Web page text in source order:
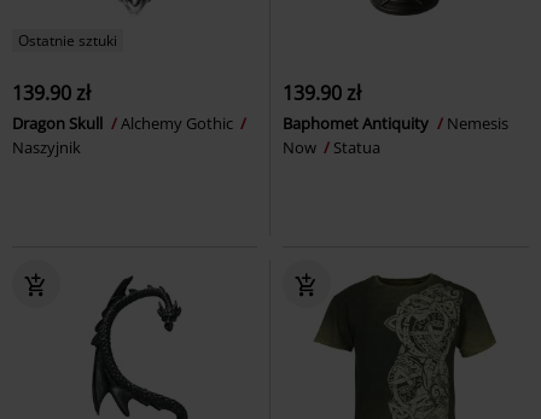
Ostatnie sztuki
139.90 zł
Dragon Skull
Alchemy Gothic
Naszyjnik
139.90 zł
Baphomet Antiquity
Nemesis
Now
Statua